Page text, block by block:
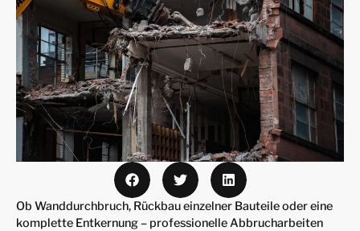
Ob Wanddurchbruch, Rückbau einzelner Bauteile oder eine
komplette Entkernung – professionelle Abbrucharbeiten